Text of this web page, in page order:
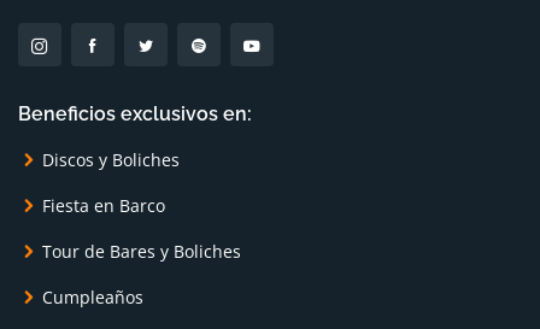
Beneficios exclusivos en:
Discos y Boliches
Fiesta en Barco
Tour de Bares y Boliches
Cumpleaños